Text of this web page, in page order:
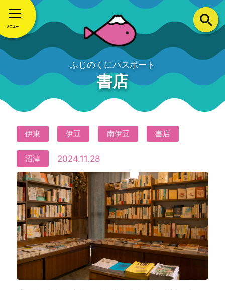
ふじのくにパスポート
書店
伊東 伊豆 南伊豆 書店
沼津 2024.11.28